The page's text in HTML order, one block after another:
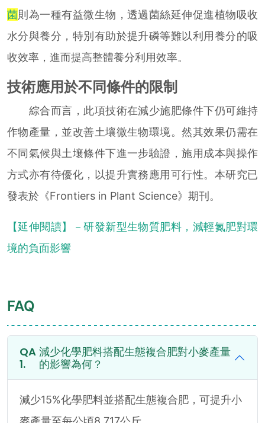
菌則為一種有益微生物，透過菌絲延伸促進植物吸收
水分與養分，特別有助於提升磷等難以利用養分的吸
收效率，進而提高整體養分利用效率。
技術應用於不同條件的限制
綜合而言，此項技術在減少施肥條件下仍可維持
作物產量，並改善土壤微生物環境。然其效果仍需在
不同氣候與土壤條件下進一步驗證，施用成本與操作
方式亦有待優化，以提升實務應用可行性。本研究已
發表於《Frontiers in Plant Science》期刊。
【延伸閱讀】－研發新型生物質肥料，減輕氮肥對環
境的負面影響
FAQ
減少化學肥料搭配生態複合肥對小麥產量
的影響為何？
減少15%化學肥料並搭配生態複合肥，可提升小